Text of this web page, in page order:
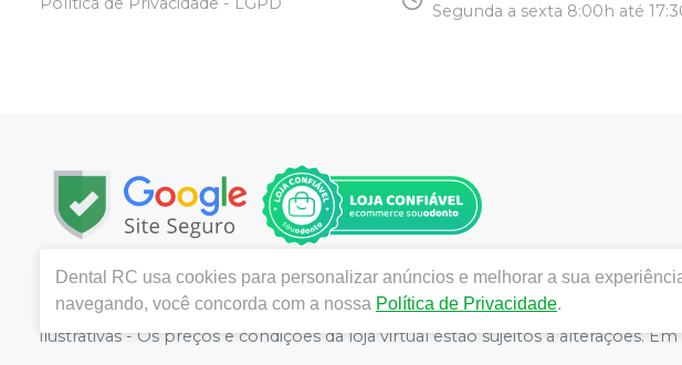
Política de Privacidade - LGPD
Segunda a sexta 8:00h até
Copyright © 2025 | Todos os direitos reservados | www.dentalrc.com.br | RC
Tijuca - Rio de Janeiro - RJ | Responsável técnico: RAFAELLA MARQUES
ilustrativas - Os preços e condições da loja virtual estão sujeitos a alterações.
Dental RC usa cookies para personalizar anúncios e melhorar a sua
navegando, você concorda com a nossa Política de Privacidade.